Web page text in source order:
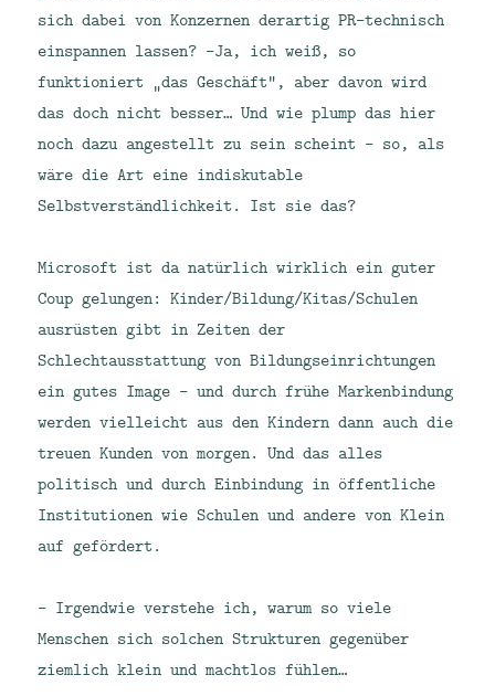
sich dabei von Konzernen derartig PR-technisch
einspannen lassen? -Ja, ich weiß, so
funktioniert „das Geschäft“, aber davon wird
das doch nicht besser… Und wie plump das hier
noch dazu angestellt zu sein scheint – so, als
wäre die Art eine indiskutable
Selbstverständlichkeit. Ist sie das?
Microsoft ist da natürlich wirklich ein guter
Coup gelungen: Kinder/Bildung/Kitas/Schulen
ausrüsten gibt in Zeiten der
Schlechtausstattung von Bildungseinrichtungen
ein gutes Image – und durch frühe Markenbindung
werden vielleicht aus den Kindern dann auch die
treuen Kunden von morgen. Und das alles
politisch und durch Einbindung in öffentliche
Institutionen wie Schulen und andere von Klein
auf gefördert.
– Irgendwie verstehe ich, warum so viele
Menschen sich solchen Strukturen gegenüber
ziemlich klein und machtlos fühlen…